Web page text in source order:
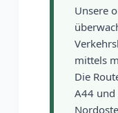
Unsere
mittels
Die
A44 und